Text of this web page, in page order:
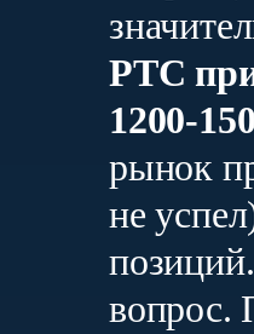
РТС при
1200-
рынок
не
вопрос.